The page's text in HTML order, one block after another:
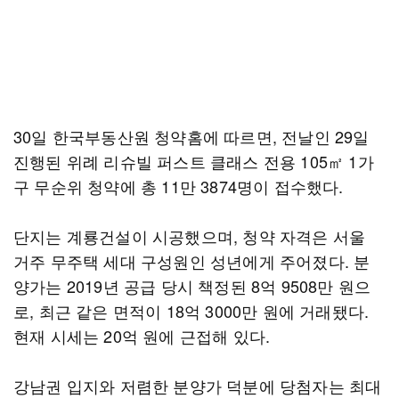
30일 한국부동산원 청약홈에 따르면, 전날인 29일
진행된 위례 리슈빌 퍼스트 클래스 전용 105㎡ 1가
구 무순위 청약에 총 11만 3874명이 접수했다.
단지는 계룡건설이 시공했으며, 청약 자격은 서울
거주 무주택 세대 구성원인 성년에게 주어졌다. 분
양가는 2019년 공급 당시 책정된 8억 9508만 원으
로, 최근 같은 면적이 18억 3000만 원에 거래됐다.
현재 시세는 20억 원에 근접해 있다.
강남권 입지와 저렴한 분양가 덕분에 당첨자는 최대